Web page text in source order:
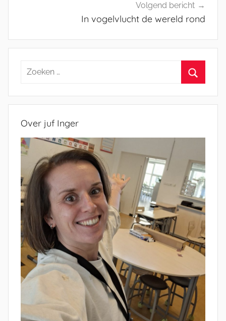
Volgend bericht
In vogelvlucht de wereld rond
Zoeken
Over juf Inger